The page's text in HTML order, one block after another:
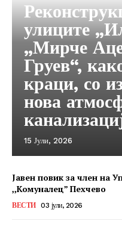
улиците
„Мирче
Груев“,
краци, со
нова
15 Јули, 2026
Јавен повик за член на
,,Комуналец” Пехчево
ВЕСТИ 03 јули, 2026